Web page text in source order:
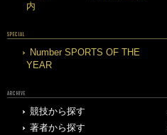
内
SPECIAL
Number SPORTS OF THE
YEAR
ARCHIVE
競技から探す
著者から探す